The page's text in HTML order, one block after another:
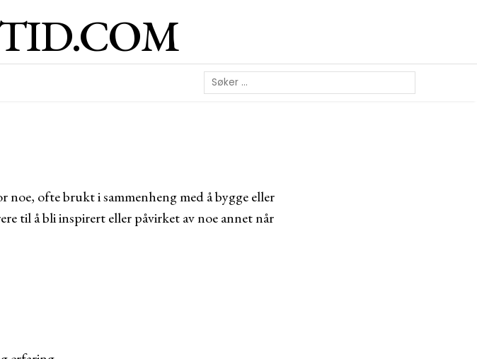
ofte brukt i sammenheng med å bygge eller
til å bli inspirert eller påvirket av noe annet når